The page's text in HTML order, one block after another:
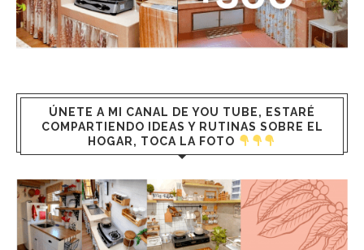
ÚNETE A MI CANAL DE YOU TUBE, ESTARÉ
COMPARTIENDO IDEAS Y RUTINAS SOBRE EL
HOGAR, TOCA LA FOTO